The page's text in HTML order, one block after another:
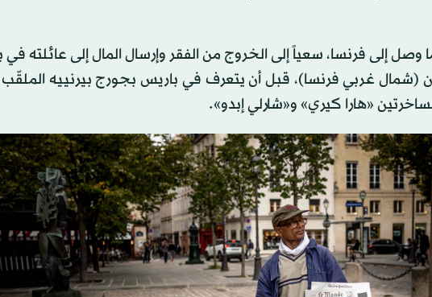
إلى فرنسا، سعياً إلى الخروج من الفقر وإرسال المال إلى عائلته في
غربي فرنسا)، قبل أن يتعرف في باريس بجورج بيرنييه الملقّب
«هارا كيري» و«شارلي إبدو».